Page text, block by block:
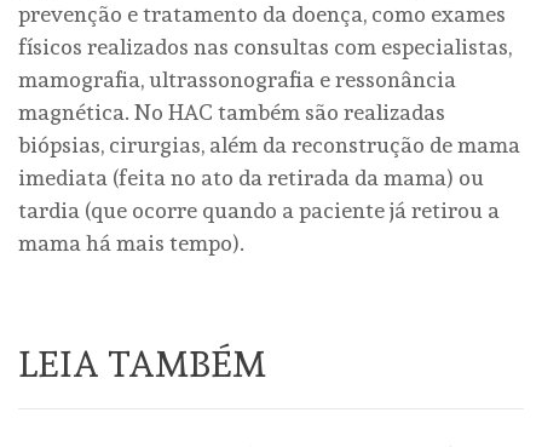
prevenção e tratamento da doença, como exames
físicos realizados nas consultas com especialistas,
mamografia, ultrassonografia e ressonância
magnética. No HAC também são realizadas
biópsias, cirurgias, além da reconstrução de mama
imediata (feita no ato da retirada da mama) ou
tardia (que ocorre quando a paciente já retirou a
mama há mais tempo).
LEIA TAMBÉM